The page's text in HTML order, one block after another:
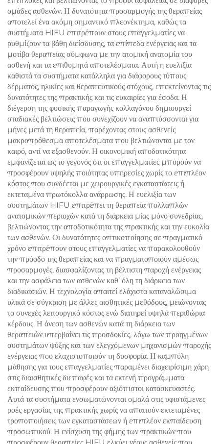
ομάδες ασθενών. Η δυνατότητα προσαρμογής της θεραπείας
αποτελεί ένα ακόμη σημαντικό πλεονέκτημα, καθώς τα
συστήματα HIFU επιτρέπουν στους επαγγελματίες να
ρυθμίζουν τα βάθη διείσδυσης, τα επίπεδα ενέργειας και τα
μοτίβα θεραπείας σύμφωνα με την ατομική ανατομία του
ασθενή και τα επιθυμητά αποτελέσματα. Αυτή η ευελιξία
καθιστά τα συστήματα κατάλληλα για διάφορους τύπους
δέρματος, ηλικίες και θεραπευτικούς στόχους, επεκτείνοντας τις
δυνατότητες της πρακτικής και τις ευκαιρίες για έσοδα. Η
διέγερση της φυσικής παραγωγής κολλαγόνου δημιουργεί
σταδιακές βελτιώσεις που συνεχίζουν να αναπτύσσονται για
μήνες μετά τη θεραπεία, παρέχοντας στους ασθενείς
μακροπρόθεσμα αποτελέσματα που βελτιώνονται με τον
καιρό, αντί να εξασθενούν. Η οικονομική αποδοτικότητα
εμφανίζεται ως το γεγονός ότι οι επαγγελματίες μπορούν να
προσφέρουν υψηλής ποιότητας υπηρεσίες χωρίς το επιπλέον
κόστος που συνδέεται με χειρουργικές εγκαταστάσεις ή
εκτεταμένα πρωτόκολλα ανάρρωσης. Η ευελιξία των
συστημάτων HIFU επιτρέπει τη θεραπεία πολλαπλών
ανατομικών περιοχών κατά τη διάρκεια μίας μόνο συνεδρίας,
βελτιώνοντας την αποδοτικότητα της πρακτικής και την ευκολία
των ασθενών. Οι δυνατότητες οπτικοποίησης σε πραγματικό
χρόνο επιτρέπουν στους επαγγελματίες να παρακολουθούν
την πρόοδο της θεραπείας και να πραγματοποιούν αμέσως
προσαρμογές, διασφαλίζοντας τη βέλτιστη παροχή ενέργειας
και την ασφάλεια των ασθενών καθ’ όλη τη διάρκεια των
διαδικασιών. Η τεχνολογία απαιτεί ελάχιστα καταναλώσιμα
υλικά σε σύγκριση με άλλες αισθητικές μεθόδους, μειώνοντας
το συνεχές λειτουργικό κόστος ενώ διατηρεί υψηλά περιθώρια
κέρδους. Η άνεση των ασθενών κατά τη διάρκεια των
θεραπειών υπερβαίνει τις προσδοκίες, λόγω των προηγμένων
συστημάτων ψύξης και των ελεγχόμενων μηχανισμών παροχής
ενέργειας που ελαχιστοποιούν τη δυσφορία. Η καμπύλη
μάθησης για τους επαγγελματίες παραμένει διαχειρίσιμη χάρη
στις διαισθητικές διεπαφές και τα εκτενή προγράμματα
εκπαίδευσης που προσφέρουν αξιόπιστοι κατασκευαστές.
Αυτά τα συστήματα ενσωματώνονται ομαλά στις υφιστάμενες
ροές εργασίας της πρακτικής χωρίς να απαιτούν εκτεταμένες
τροποποιήσεις των εγκαταστάσεων ή επιπλέον εκπαίδευση
προσωπικού. Η ενίσχυση της φήμης των πρακτικών που